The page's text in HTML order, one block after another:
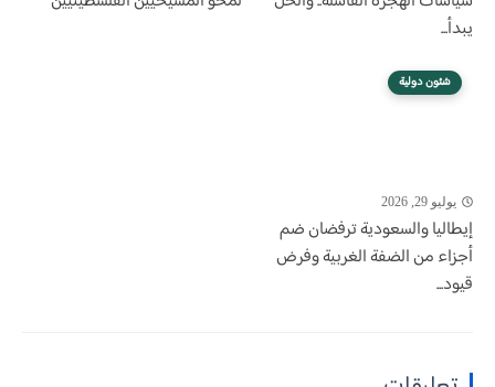
يبدأ...
شئون دولية
يوليو 29, 2026
إيطاليا والسعودية ترفضان ضم
أجزاء من الضفة الغربية وفرض
قيود...